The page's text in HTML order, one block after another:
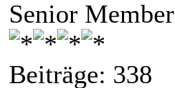
Senior Member
Beiträge: 338